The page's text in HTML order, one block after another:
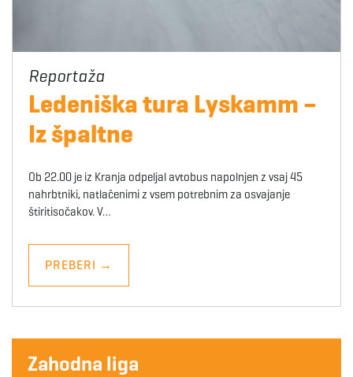
Ledeniška tura Lyskamm –
Iz špaltne
Ob 22.00 je iz Kranja odpeljal avtobus napolnjen z vsaj 45
nahrbtniki, natlačenimi z vsem potrebnim za osvajanje
štiritisočakov. V…
PREBERI →
Zahodna liga